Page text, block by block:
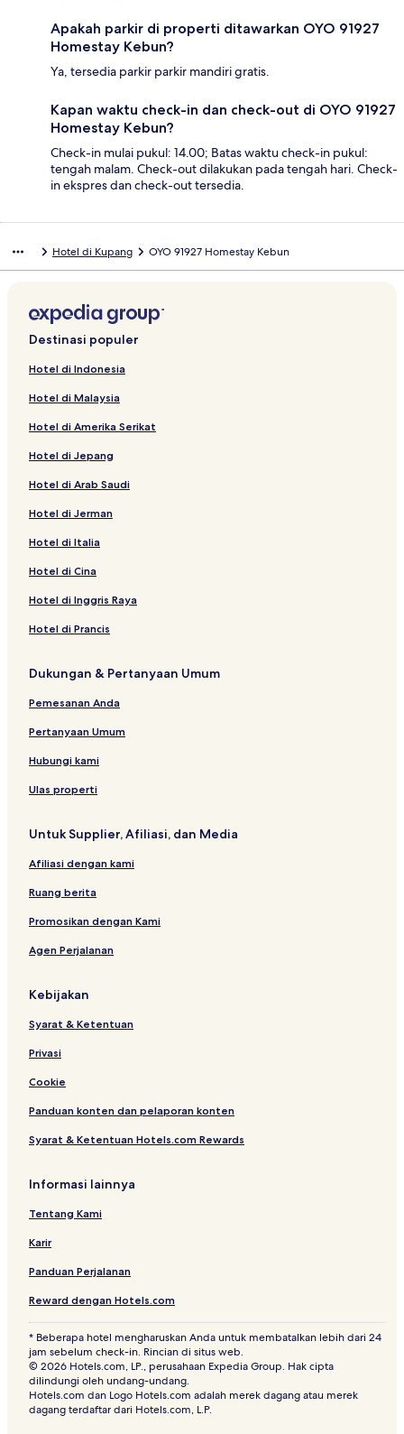
Apakah parkir di properti ditawarkan OYO 91927
Homestay Kebun?
Ya, tersedia parkir parkir mandiri gratis.
Kapan waktu check-in dan check-out di OYO 91927
Homestay Kebun?
Check-in mulai pukul: 14.00; Batas waktu check-in pukul:
tengah malam. Check-out dilakukan pada tengah hari. Check-
in ekspres dan check-out tersedia.
Hotel di Kupang OYO 91927 Homestay Kebun
Destinasi populer
Hotel di Indonesia
Hotel di Malaysia
Hotel di Amerika Serikat
Hotel di Jepang
Hotel di Arab Saudi
Hotel di Jerman
Hotel di Italia
Hotel di Cina
Hotel di Inggris Raya
Hotel di Prancis
Dukungan & Pertanyaan Umum
Pemesanan Anda
Pertanyaan Umum
Hubungi kami
Ulas properti
Untuk Supplier, Afiliasi, dan Media
Afiliasi dengan kami
Ruang berita
Promosikan dengan Kami
Agen Perjalanan
Kebijakan
Syarat & Ketentuan
Privasi
Cookie
Panduan konten dan pelaporan konten
Syarat & Ketentuan Hotels.com Rewards
Informasi lainnya
Tentang Kami
Karir
Panduan Perjalanan
Reward dengan Hotels.com
* Beberapa hotel mengharuskan Anda untuk membatalkan lebih dari 24
jam sebelum check-in. Rincian di situs web.
© 2026 Hotels.com, LP., perusahaan Expedia Group. Hak cipta
dilindungi oleh undang-undang.
Hotels.com dan Logo Hotels.com adalah merek dagang atau merek
dagang terdaftar dari Hotels.com, L.P.